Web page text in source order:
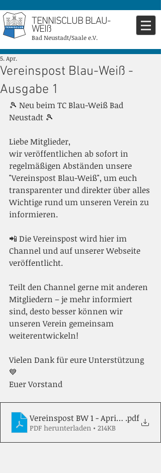
TENNISCLUB BLAU-
WEIß
Bad Neustadt/Saale e.V.
Vereinspost Blau-Weiß -
Ausgabe 1
5. Apr.
🎾 Neu beim TC Blau-Weiß Bad
Neustadt 🎾
Liebe Mitglieder,
wir veröffentlichen ab sofort in
regelmäßigen Abständen unsere
"Vereinspost Blau-Weiß", um euch
transparenter und direkter über alles
Wichtige rund um unseren Verein zu
informieren.
📲 Die Vereinspost wird hier im
Channel und auf unserer Webseite
veröffentlicht.
Teilt den Channel gerne mit anderen
Mitgliedern – je mehr informiert
sind, desto besser können wir
unseren Verein gemeinsam
weiterentwickeln!
Vielen Dank für eure Unterstützung
💙
Euer Vorstand
Vereinspost BW 1 - April 2026
.pdf
PDF herunterladen • 214KB